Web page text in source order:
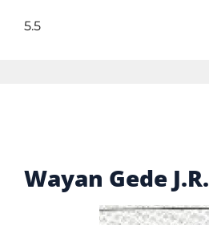
5.5
Wayan Gede J.R.